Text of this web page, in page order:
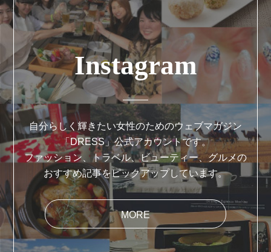
Instagram
自分らしく輝きたい女性のためのウェブマガジン
「DRESS」公式アカウントです。
ファッション、トラベル、ビューティー、グルメの
おすすめ記事をピックアップしています。
MORE